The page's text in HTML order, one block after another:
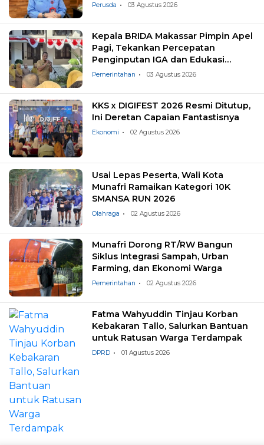
Perusda 03 Agustus 2026
Kepala BRIDA Makassar Pimpin Apel
Pagi, Tekankan Percepatan
Penginputan IGA dan Edukasi
Pemilahan Sampah
Pemerintahan 03 Agustus 2026
KKS x DIGIFEST 2026 Resmi Ditutup,
Ini Deretan Capaian Fantastisnya
Ekonomi 02 Agustus 2026
Usai Lepas Peserta, Wali Kota
Munafri Ramaikan Kategori 10K
SMANSA RUN 2026
Olahraga 02 Agustus 2026
Munafri Dorong RT/RW Bangun
Siklus Integrasi Sampah, Urban
Farming, dan Ekonomi Warga
Pemerintahan 02 Agustus 2026
Fatma Wahyuddin Tinjau Korban
Kebakaran Tallo, Salurkan Bantuan
untuk Ratusan Warga Terdampak
DPRD 01 Agustus 2026